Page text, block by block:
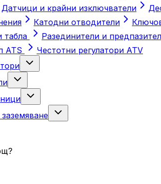
Датчици и крайни изключватели
Катодни отводители
табла
Разединители и
ATS
Честотни регулатори ATV